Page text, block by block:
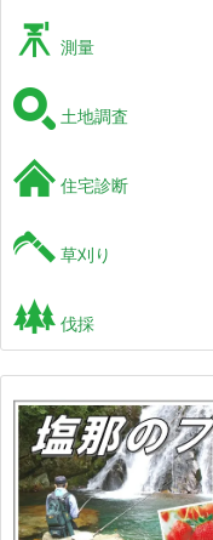
測量
土地調査
住宅診断
草刈り
伐採